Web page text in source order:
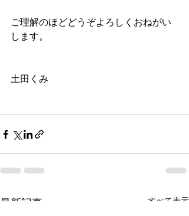
ご理解のほどどうぞよろしくおねがい
します。
土田くみ
最新記事 すべて表示